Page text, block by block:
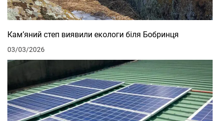
Кам’яний степ виявили екологи біля Бобринця
03/03/2026